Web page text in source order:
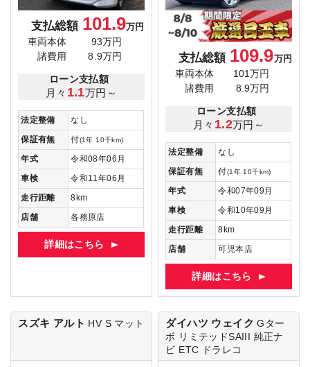
支払総額 101.9万円
車両本体
93万円
諸費用
8.9万円
ローン支払額
月々 1.1万円～
法定整備
なし
保証有無
付(1年 10千km)
年式
令和08年06月
車検
令和11年06月
走行距離
8km
店舗
各務原店
詳細はこちら
支払総額 109.9万円
車両本体
101万円
諸費用
8.9万円
ローン支払額
月々 1.2万円～
法定整備
なし
保証有無
付(1年 10千km)
年式
令和07年09月
車検
令和10年09月
走行距離
8km
店舗
可児本店
詳細はこちら
スズキ アルト HV S マット ダイハツ ウェイクGター
ボ リミテッドSAIII
純正ナ
ビ ETC ドラレコ